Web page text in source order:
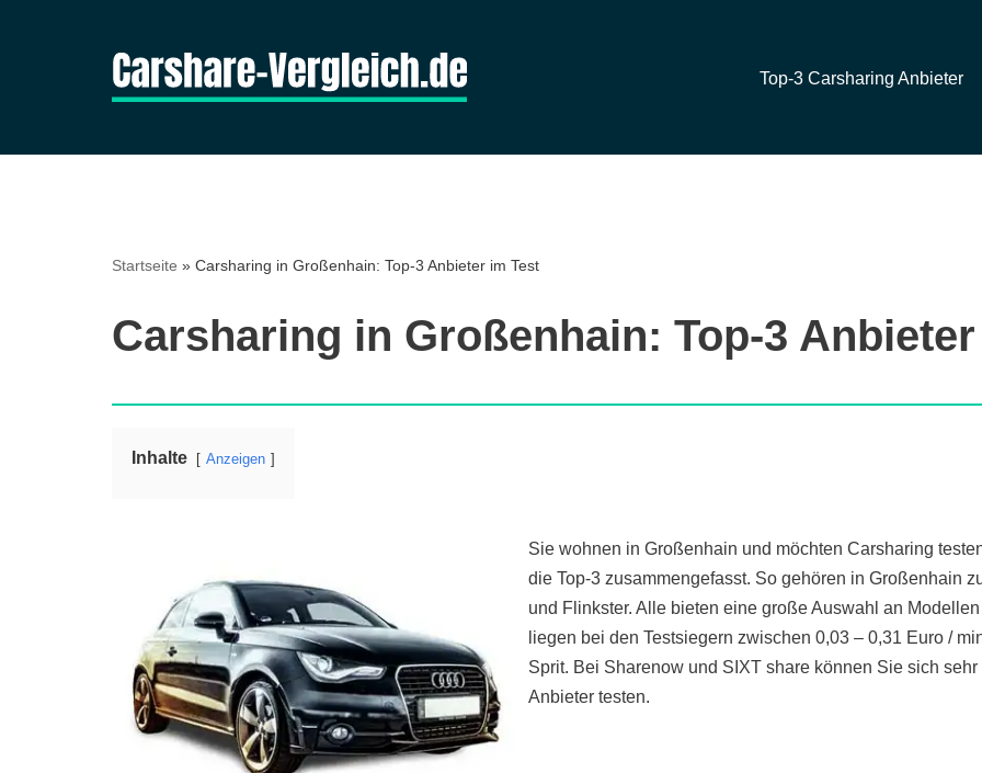
Top-3 Carsharing Anbieter
Startseite » Carsharing in Großenhain: Top-3 Anbieter im Test
Carsharing in Großenhain: Top-3
Inhalte Anzeigen
Sie wohnen in Großenhain und möchten Carsharing
die Top-3 zusammengefasst. So gehören in Großenhain
und Flinkster. Alle bieten eine große Auswahl an
liegen bei den Testsiegern zwischen 0,03 – 0,31 Euro /
Sprit. Bei Sharenow und SIXT share können Sie sich
Anbieter testen.